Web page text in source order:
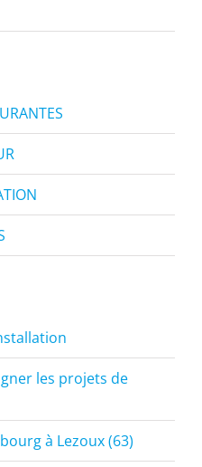
les projets de
à Lezoux (63)